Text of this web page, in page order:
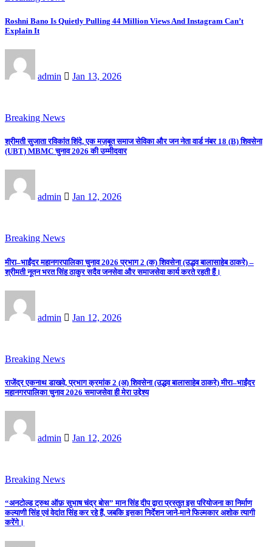
Roshni Bano Is Quietly Pulling 44 Million Views And Instagram Can’t
Explain It
admin Jan 13, 2026
Breaking News
श्रीमती सुजाता रविकांत शिंदे, एक मज़बूत समाज सेविका और जन नेता वार्ड नंबर 18 (B) शिवसेना
(UBT) MBMC चुनाव 2026 की उम्मीदवार
admin Jan 12, 2026
Breaking News
मीरा–भाईंदर महानगरपालिका चुनाव 2026 प्रभाग 2 (क) शिवसेना (उद्धव बालासाहेब ठाकरे) –
श्रीमती नूतन भरत सिंह ठाकुर सदैव जनसेवा और समाजसेवा कार्य करते रहती हैं।
admin Jan 12, 2026
Breaking News
राजेंद्र एकनाथ डाखवे, प्रभाग क्रमांक 2 (अ) शिवसेना (उद्धव बालासाहेब ठाकरे) मीरा–भाईंदर
महानगरपालिका चुनाव 2026 समाजसेवा ही मेरा उद्देश्य
admin Jan 12, 2026
Breaking News
“अनटोल्ड ट्रुथ ऑफ़ सुभाष चंद्र बोस” मान सिंह दीप द्वारा प्रस्तुत इस परियोजना का निर्माण
कल्याणी सिंह एवं वेदांत सिंह कर रहे हैं, जबकि इसका निर्देशन जाने-माने फिल्मकार अशोक त्यागी
करेंगे।